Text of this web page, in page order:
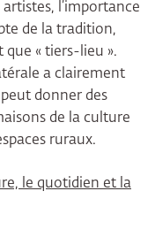
l’importance
de la tradition,
que « tiers-lieu ».
a clairement
donner des
de la culture
ruraux.
le quotidien et la